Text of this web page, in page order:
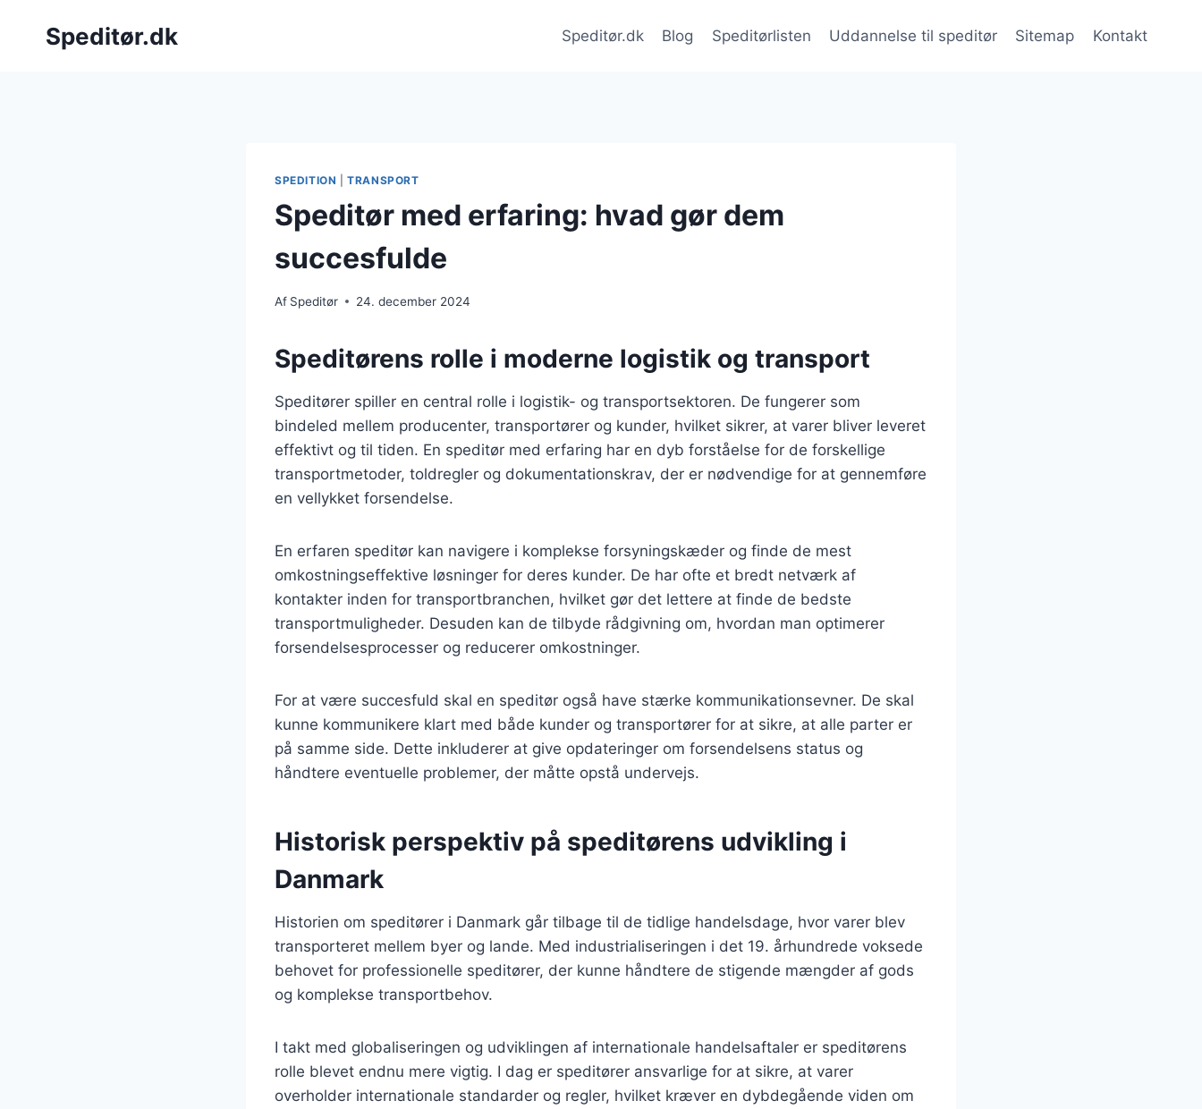
Speditør.dk Speditør.dk Blog Speditørlisten Uddannelse til speditør Sitemap Kontakt
SPEDITION |TRANSPORT
Speditør med erfaring: hvad gør dem
succesfulde
Af Speditør 24. december 2024
Speditørens rolle i moderne logistik og transport
Speditører spiller en central rolle i logistik- og transportsektoren. De fungerer som
bindeled mellem producenter, transportører og kunder, hvilket sikrer, at varer bliver leveret
effektivt og til tiden. En speditør med erfaring har en dyb forståelse for de forskellige
transportmetoder, toldregler og dokumentationskrav, der er nødvendige for at gennemføre
en vellykket forsendelse.
En erfaren speditør kan navigere i komplekse forsyningskæder og finde de mest
omkostningseffektive løsninger for deres kunder. De har ofte et bredt netværk af
kontakter inden for transportbranchen, hvilket gør det lettere at finde de bedste
transportmuligheder. Desuden kan de tilbyde rådgivning om, hvordan man optimerer
forsendelsesprocesser og reducerer omkostninger.
For at være succesfuld skal en speditør også have stærke kommunikationsevner. De skal
kunne kommunikere klart med både kunder og transportører for at sikre, at alle parter er
på samme side. Dette inkluderer at give opdateringer om forsendelsens status og
håndtere eventuelle problemer, der måtte opstå undervejs.
Historisk perspektiv på speditørens udvikling i
Danmark
Historien om speditører i Danmark går tilbage til de tidlige handelsdage, hvor varer blev
transporteret mellem byer og lande. Med industrialiseringen i det 19. århundrede voksede
behovet for professionelle speditører, der kunne håndtere de stigende mængder af gods
og komplekse transportbehov.
I takt med globaliseringen og udviklingen af internationale handelsaftaler er speditørens
rolle blevet endnu mere vigtig. I dag er speditører ansvarlige for at sikre, at varer
overholder internationale standarder og regler, hvilket kræver en dybdegående viden om